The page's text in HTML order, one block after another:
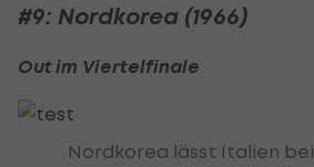
#9: Nordkorea (1966)
Out im Viertelfinale
Nordkorea lässt Italien bei